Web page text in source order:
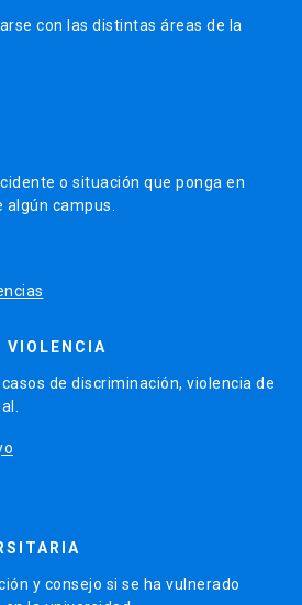
con las distintas áreas de la
o situación que ponga en
algún campus.
VIOLENCIA
de discriminación, violencia de
y consejo si se ha vulnerado